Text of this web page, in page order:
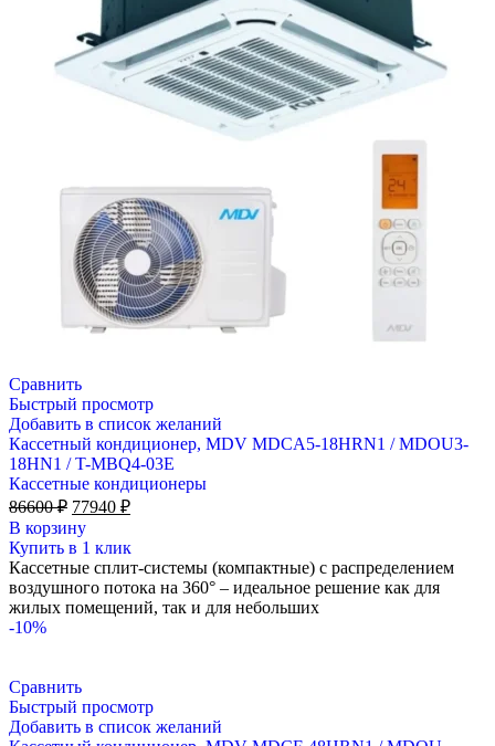
Сравнить
Быстрый просмотр
Добавить в список желаний
Кассетный кондиционер, MDV MDCA5-18HRN1 / MDOU3-
18HN1 / T-MBQ4-03E
Кассетные кондиционеры
86600₽ Первоначальная
цена
составляла
86600 ₽.
77940 ₽Текущая
77940 ₽.
В корзину
Купить в 1 клик
Кассетные сплит-системы (компактные) с распределением
воздушного потока на 360° – идеальное решение как для
жилых помещений, так и для небольших
-10%
Сравнить
Быстрый просмотр
Добавить в список желаний